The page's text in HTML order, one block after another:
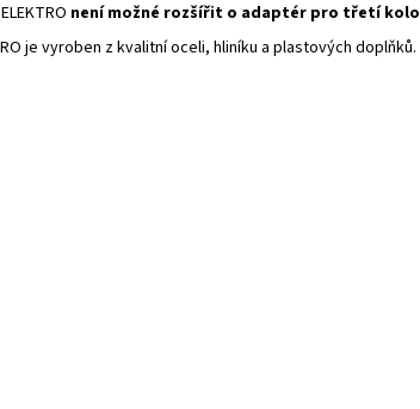
není možné rozšířit o adaptér pro třetí kolo
je vyroben z kvalitní oceli, hliníku a plastových doplňků.